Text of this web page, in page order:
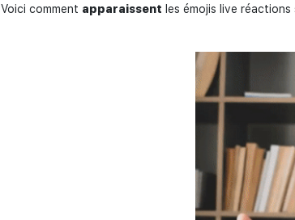
Voici comment apparaissent les émojis live réactions